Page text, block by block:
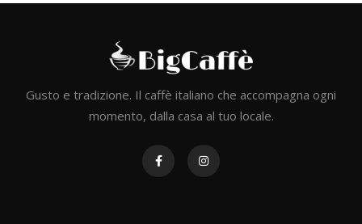
Gusto e tradizione. Il caffè italiano che accompagna ogni
momento, dalla casa al tuo locale.